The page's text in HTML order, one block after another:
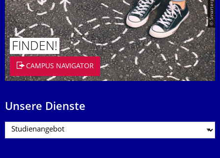
FINDEN!
CAMPUS NAVIGATOR
Unsere Dienste